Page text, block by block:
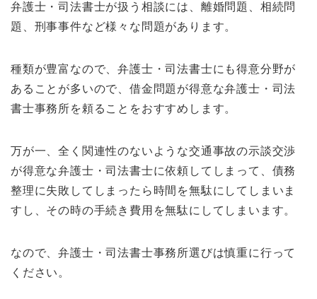
弁護士・司法書士が扱う相談には、離婚問題、相続問
題、刑事事件など様々な問題があります。
種類が豊富なので、弁護士・司法書士にも得意分野が
あることが多いので、借金問題が得意な弁護士・司法
書士事務所を頼ることをおすすめします。
万が一、全く関連性のないような交通事故の示談交渉
が得意な弁護士・司法書士に依頼してしまって、債務
整理に失敗してしまったら時間を無駄にしてしまいま
すし、その時の手続き費用を無駄にしてしまいます。
なので、弁護士・司法書士事務所選びは慎重に行って
ください。